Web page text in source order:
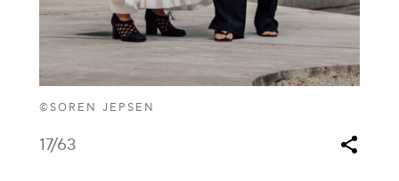
©SOREN JEPSEN
17/63